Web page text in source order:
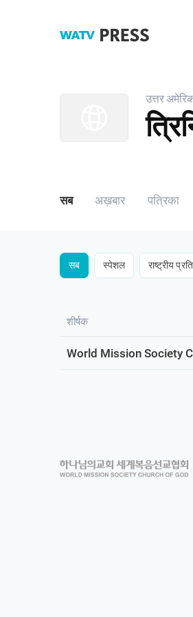
WATV Press
उत्तर
सब अख़बार ​पत्रिका
सब ​स्पेशल​ ​राष्ट्रीय
शीर्षक
World Mission Society
하